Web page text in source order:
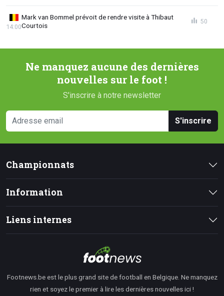
Mark van Bommel prévoit de rendre visite à Thibaut
Courtois
14:00
50
Ne manquez aucune des dernières
nouvelles sur le foot !
S'inscrire à notre newsletter
S'inscrire
Championnats
Information
Liens internes
Footnews.be est le plus grand site de football en Belgique. Ne manquez
rien et soyez le premier à lire les dernières nouvelles ici !